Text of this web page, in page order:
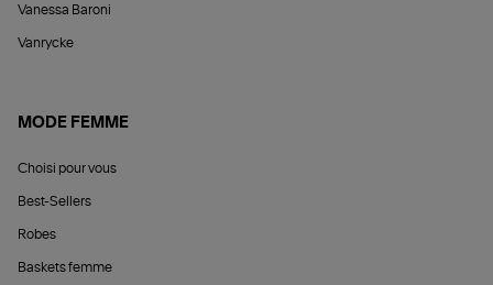
Vanessa Baroni
Vanrycke
MODE FEMME
Choisi pour vous
Best-Sellers
Robes
Baskets femme